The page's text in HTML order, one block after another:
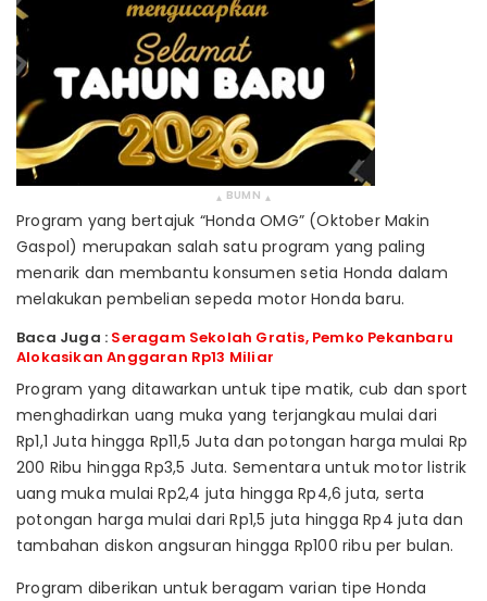
▴ BUMN ▴
Program yang bertajuk “Honda OMG” (Oktober Makin
Gaspol) merupakan salah satu program yang paling
menarik dan membantu konsumen setia Honda dalam
melakukan pembelian sepeda motor Honda baru.
Baca Juga : Seragam Sekolah Gratis, Pemko Pekanbaru
Alokasikan Anggaran Rp13 Miliar
Program yang ditawarkan untuk tipe matik, cub dan sport
menghadirkan uang muka yang terjangkau mulai dari
Rp1,1 Juta hingga Rp11,5 Juta dan potongan harga mulai Rp
200 Ribu hingga Rp3,5 Juta. Sementara untuk motor listrik
uang muka mulai Rp2,4 juta hingga Rp4,6 juta, serta
potongan harga mulai dari Rp1,5 juta hingga Rp4 juta dan
tambahan diskon angsuran hingga Rp100 ribu per bulan.
Program diberikan untuk beragam varian tipe Honda